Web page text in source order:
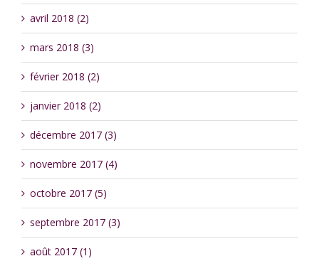
avril 2018 (2)
mars 2018 (3)
février 2018 (2)
janvier 2018 (2)
décembre 2017 (3)
novembre 2017 (4)
octobre 2017 (5)
septembre 2017 (3)
août 2017 (1)